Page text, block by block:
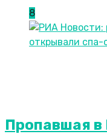
8
Пропавшая в